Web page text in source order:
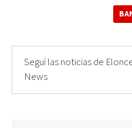
Seguí las noticias de
News